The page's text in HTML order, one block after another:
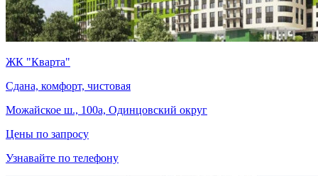
ЖК "Кварта"
Сдана, комфорт, чистовая
Можайское ш., 100а, Одинцовский округ
Цены по запросу
Узнавайте по телефону